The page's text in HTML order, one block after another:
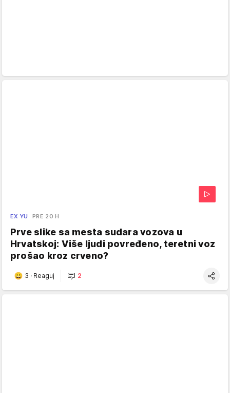
EX YU PRE 20 H
Prve slike sa mesta sudara vozova u
Hrvatskoj: Više ljudi povređeno, teretni voz
prošao kroz crveno?
3 · Reaguj 2